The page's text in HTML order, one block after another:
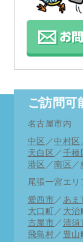
お支払い方
した。
がお受けで
詳しくはお
何卒ご理解
直近修理状況
ご訪問可
名古屋市内
中区 ／中村区
天白区 ／ 千種
港区 ／南区 ／
尾張一宮エリ
愛西市 ／ あま
大口町 ／ 大治
古屋市 ／ 清須
飛島村 ／ 豊山